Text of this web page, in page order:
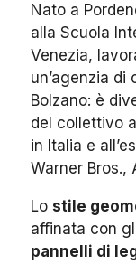
Nato a
alla Scuola
Venezia,
un’agenzia di
Bolzano: è
del collettivo
in Italia e
Warner Bros.,
Lo stile
affinata con
pannelli di